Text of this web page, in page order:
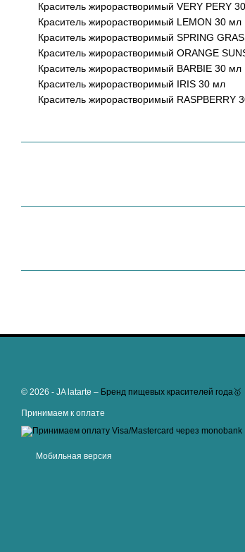
Краситель жирорастворимый VERY PERY
Краситель жирорастворимый LEMON 30 мл
Краситель жирорастворимый SPRING
Краситель жирорастворимый ORANGE
Краситель жирорастворимый BARBIE 30 мл
Краситель жирорастворимый IRIS 30 мл
Краситель жирорастворимый RASPBERRY
© 2026 - JA latarte – Бренд пищевых красителей года🥇
Принимаем к оплате
Мобильная версия